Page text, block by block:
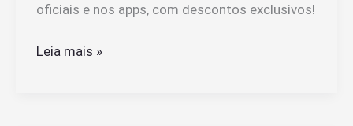
oficiais e nos apps, com descontos exclusivos!
Onde
Leia mais »